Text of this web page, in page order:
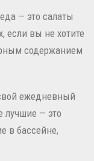
— это салаты
если вы не хотите
содержанием
ежедневный
лучшие — это
в бассейне,